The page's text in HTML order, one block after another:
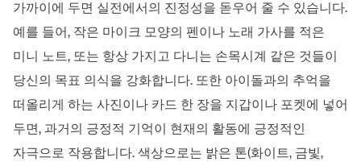
가까이에 두면 실전에서의 진정성을 돋우어 줄 수 있습니다.
예를 들어, 작은 마이크 모양의 펜이나 노래 가사를 적은
미니 노트, 또는 항상 가지고 다니는 손목시계 같은 것들이
당신의 목표 의식을 강화합니다. 또한 아이돌과의 추억을
떠올리게 하는 사진이나 카드 한 장을 지갑이나 포켓에 넣어
두면, 과거의 긍정적 기억이 현재의 활동에 긍정적인
자극으로 작용합니다. 색상으로는 밝은 톤(화이트, 금빛,